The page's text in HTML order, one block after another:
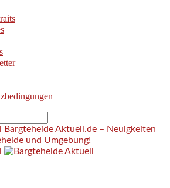
Bargteheide Aktuell.de – Neuigkeiten
und Umgebung!